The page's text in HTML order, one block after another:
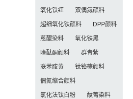
氧化铁红 双偶氮颜料
超细氧化铁颜料 DPP颜料
蒽醌染料 氧化铁黑
喹酞酮颜料 群青紫
联苯胺黄 钛铬棕颜料
偶氮缩合颜料
氯化法钛白粉 酞菁染料